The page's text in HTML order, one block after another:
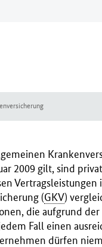
2009 gilt, sind
(GKV)
die aufgrund
Fall einen
dürfen